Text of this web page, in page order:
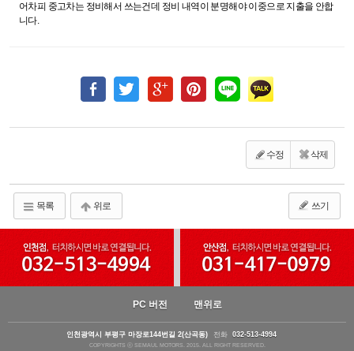
어차피 중고차는 정비해서 쓰는건데 정비 내역이 분명해야 이중으로 지출을 안합
니다.
수정 삭제
목록 위로 쓰기
PC 버전 맨위로
인천광역시 부평구 마장로144번길 2(산곡동) 전화 032-513-4994
COPYRIGHTS ⓒ SEMAUL MOTORS. 2015. ALL RIGHT RESERVED.